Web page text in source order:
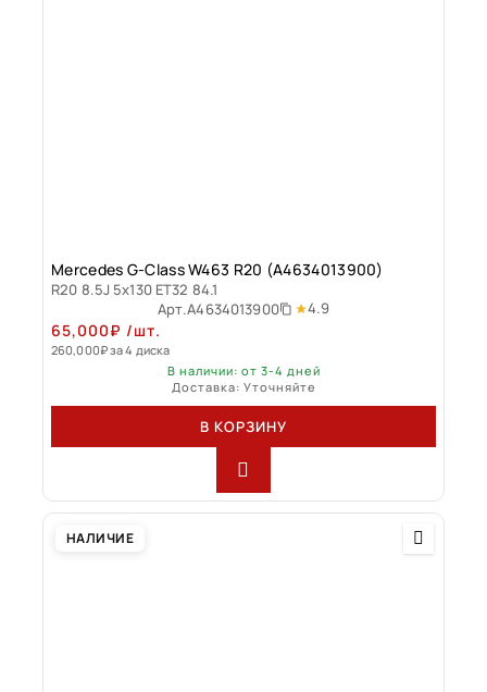
Mercedes G-Class W463 R20 (A4634013900)
R20 8.5J 5x130 ET32 84.1
Арт.A4634013900 4.9
65,000₽ /шт.
260,000₽за 4 диска
В наличии: от 3-4 дней
Доставка: Уточняйте
В КОРЗИНУ
НАЛИЧИЕ